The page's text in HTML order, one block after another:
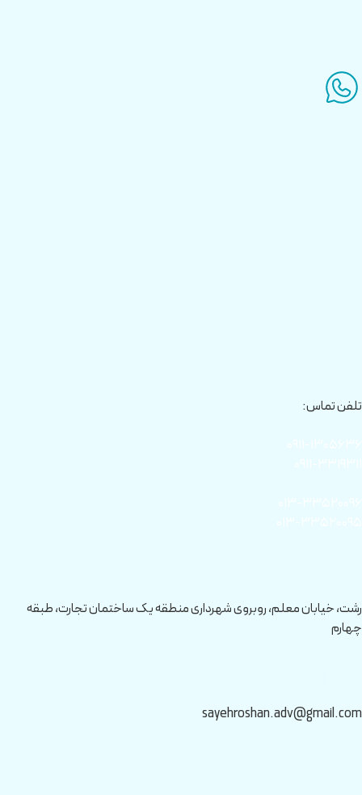
تلفن تماس:
رشت، خیابان معلم، روبروی شهرداری منطقه یک ساختمان تجارت، طبقه
چهارم
sayehroshan.adv@gmail.com